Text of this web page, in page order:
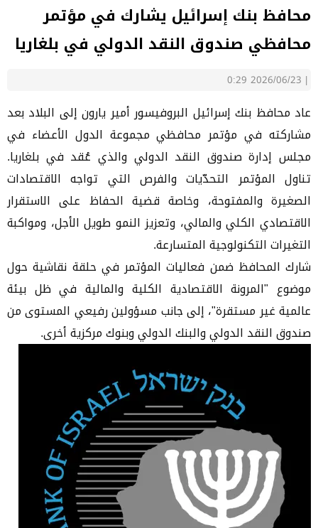
محافظ بنك إسرائيل يشارك في مؤتمر
محافظي صندوق النقد الدولي في بلغاريا
|
2026/06/23 0:29
عاد محافظ بنك إسرائيل البروفيسور أمير يارون إلى البلاد بعد
مشاركته في مؤتمر محافظي مجموعة الدول الأعضاء في
مجلس إدارة صندوق النقد الدولي والذي عُقد في بلغاريا.
تناول المؤتمر التحدّيات والفرص التي تواجه الاقتصادات
الصغيرة والمفتوحة، وخاصة قضية الحفاظ على الاستقرار
الاقتصادي الكلي والمالي، وتعزيز النمو طويل الأجل، ومواكبة
التغيرات التكنولوجية المتسارعة.
شارك المحافظ ضمن فعاليات المؤتمر في حلقة نقاشية حول
موضوع "المرونة الاقتصادية الكلية والمالية في ظل بيئة
عالمية غير مستقرة"، إلى جانب مسؤولين رفيعي المستوى من
صندوق النقد الدولي والبنك الدولي وبنوك مركزية أخرى.